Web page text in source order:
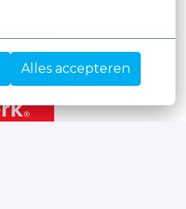
Alles accepteren